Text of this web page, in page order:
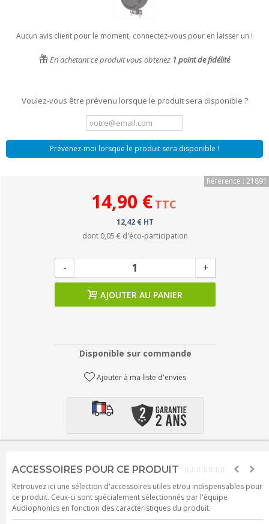
Aucun avis client pour le moment, connectez-vous pour en laisser un !
En achetant ce produit vous obtenez 1 point de fidélité
Voulez-vous être prévenu lorsque le produit sera disponible ?
Prévenez-moi lorsque le produit sera disponible !
Référence : 21891
14,90 € TTC
12,42 € HT
dont 0,05 € d'éco-participation
- +
AJOUTER AU PANIER
Disponible sur commande
Ajouter à ma liste d'envies
ACCESSOIRES POUR CE PRODUIT
Retrouvez ici une sélection d'accessoires utiles et/ou indispensables pour
ce produit. Ceux-ci sont spécialement sélectionnés par l'équipe
Audiophonics en fonction des caractéristiques du produit.